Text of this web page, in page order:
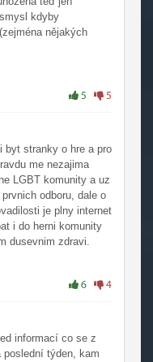
kdyby
nějakých
nějak nerozumím,
5 5
byt stranky o hre a pro
me nezajima
LGBT komunity a uz
odboru, dale o
je plny internet
i do herni komunity
dusevnim zdravi.
6 4
informací co se z
poslední týden, kam